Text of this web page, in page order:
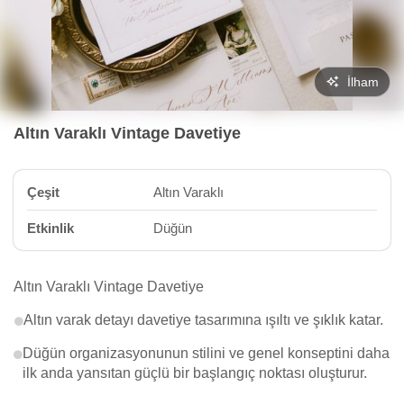
İlham
Altın Varaklı Vintage Davetiye
Çeşit Altın Varaklı
Etkinlik Düğün
Altın Varaklı Vintage Davetiye
Altın varak detayı davetiye tasarımına ışıltı ve şıklık katar.
Düğün organizasyonunun stilini ve genel konseptini daha
ilk anda yansıtan güçlü bir başlangıç noktası oluşturur.